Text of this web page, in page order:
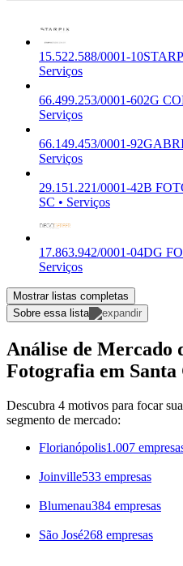
15.522.588/0001-10
Serviços
66.499.253/0001-602G
Serviços
66.149.453/0001-92
Serviços
29.151.221/0001-42B
SC • Serviços
17.863.942/0001-04DG
Serviços
Mostrar listas completas
Sobre essa lista
Análise de Mercado
Fotografia em
Descubra 4 motivos para focar
segmento de mercado:
Florianópolis1.007
Joinville533 empresas
Blumenau384 empresas
São José268 empresas